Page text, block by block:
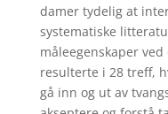
damer tydelig at
systematiske
måleegenskaper
resulterte i 28 treff,
gå inn og ut av